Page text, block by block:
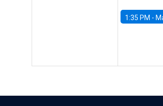
1:35 PM -